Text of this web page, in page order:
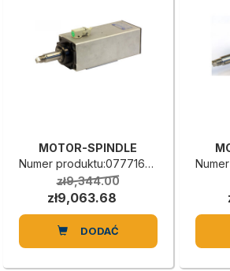
MOTOR-SPINDLE
Numer produktu:0777160033C
zł9,344.00
zł9,063.68
DODAĆ
Numer